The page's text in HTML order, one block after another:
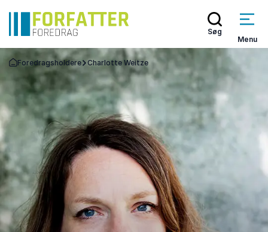
Søg
Menu
Tilbage til forsiden
Foredragsholdere Charlotte Weitze